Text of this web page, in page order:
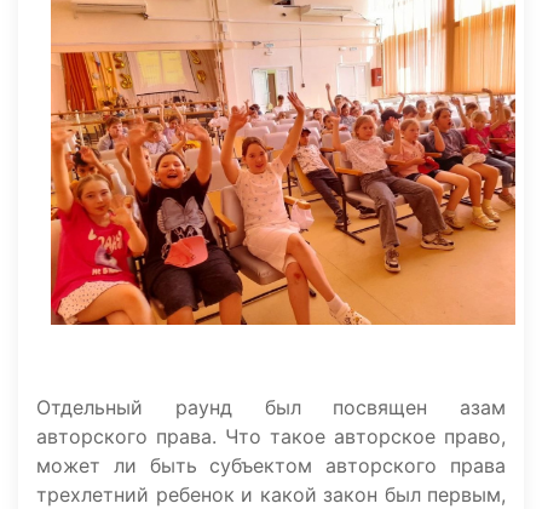
Отдельный раунд был посвящен азам
авторского права. Что такое авторское право,
может ли быть субъектом авторского права
трехлетний ребенок и какой закон был первым,